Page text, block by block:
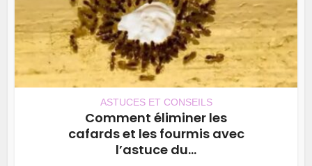
ASTUCES ET CONSEILS
Comment éliminer les
cafards et les fourmis avec
l’astuce du...